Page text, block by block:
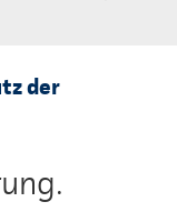
der